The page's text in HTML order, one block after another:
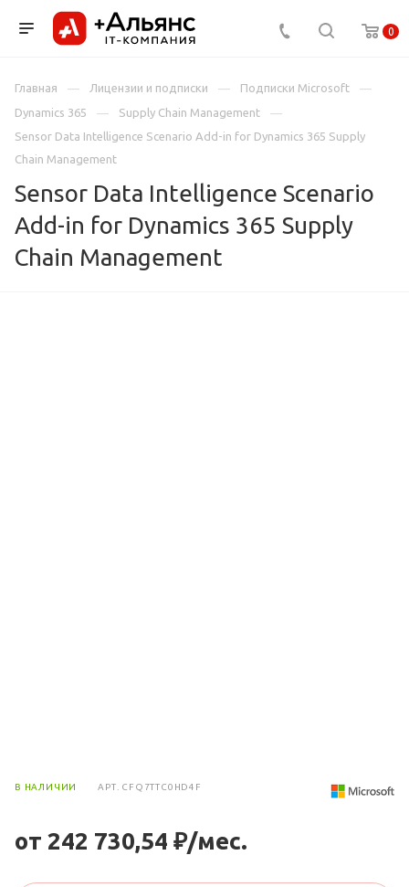
0
Главная Лицензии и подписки
Подписки Microsoft
Dynamics 365
Supply Chain Management
Sensor Data Intelligence Scenario Add-in for Dynamics 365 Supply
Chain Management
Sensor Data Intelligence Scenario
Add-in for Dynamics 365 Supply
Chain Management
В НАЛИЧИИ АРТ. CFQ7TTC0HD4F
от 242 730,54 ₽/мес.